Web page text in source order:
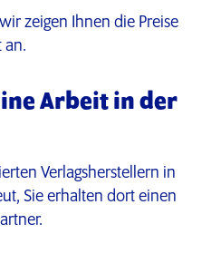
zeigen Ihnen die Preise
an.
Arbeit in der
Verlagsherstellern in
Sie erhalten dort einen